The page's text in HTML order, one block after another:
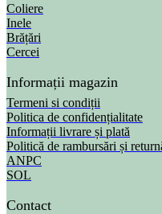
Coliere
Inele
Brățări
Cercei
Informații magazin
Termeni si condiții
Politica de confidențialitate
Informații livrare și plată
Politică de rambursări și
ANPC
SOL
Contact